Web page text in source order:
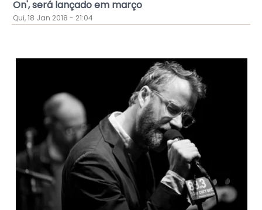
On', será lançado em março
Qui, 18 Jan 2018 - 21:04